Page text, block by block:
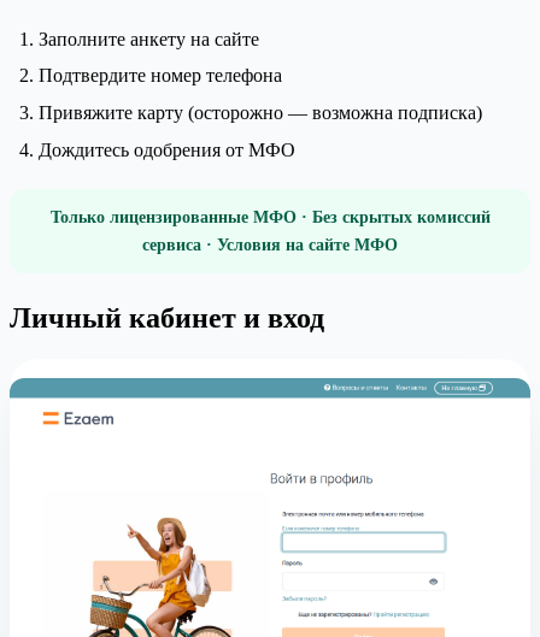
Заполните анкету на сайте
Подтвердите номер телефона
Привяжите карту (осторожно — возможна подписка)
Дождитесь одобрения от МФО
Только лицензированные МФО · Без скрытых комиссий
сервиса · Условия на сайте МФО
Личный кабинет и вход